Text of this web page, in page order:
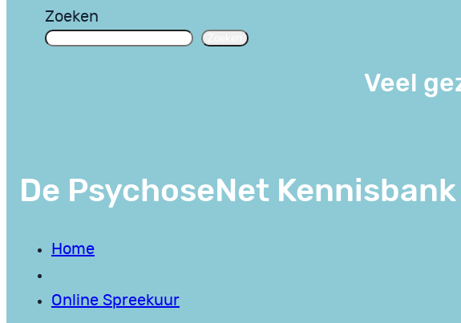
Zoeken
Veel
De PsychoseNet Kennisbank
Home
Online Spreekuur